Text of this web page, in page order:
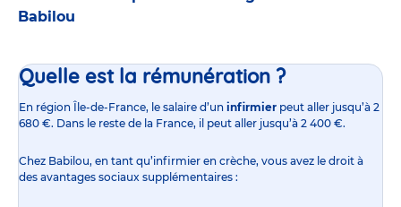
Babilou
Quelle est la rémunération ?
En région Île-de-France, le salaire d’un infirmier peut aller jusqu’à 2
680 €. Dans le reste de la France, il peut aller jusqu’à 2 400 €.
Chez Babilou, en tant qu’infirmier en crèche, vous avez le droit à
des avantages sociaux supplémentaires :